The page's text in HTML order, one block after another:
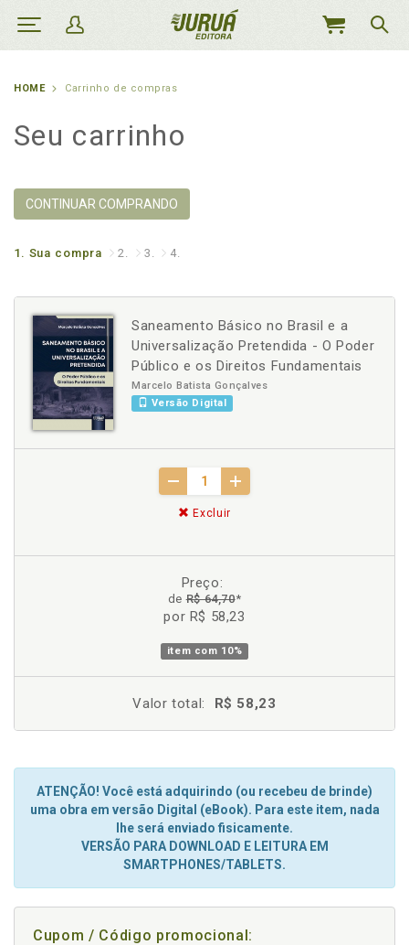
MEU
HOME Carrinho de compras
Seu carrinho
CONTINUAR COMPRANDO
1. Sua compra 2. 3. 4.
Saneamento Básico no Brasil e a
Universalização Pretendida - O Poder
Público e os Direitos Fundamentais
Marcelo Batista Gonçalves
Versão Digital
Excluir
Preço:
deR$ 64,70*
por R$ 58,23
item com 10%
Valor total: R$ 58,23
ATENÇÃO! Você está adquirindo (ou recebeu de brinde)
uma obra em versão Digital (eBook). Para este item, nada
lhe será enviado fisicamente.
VERSÃO PARA DOWNLOAD E LEITURA EM
SMARTPHONES/TABLETS.
Cupom / Código promocional: